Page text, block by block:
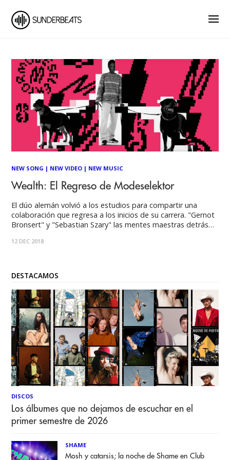
NEW SONG | NEW VIDEO | NEW MUSIC
Wealth: El Regreso de Modeselektor
El dúo alemán volvió a los estudios para compartir una
colaboración que regresa a los inicios de su carrera. "Gernot
Bronsert" y "Sebastian Szary" las mentes maestras detrás
publican la sucesora de "Kalif Storch" su primera canción de
12 DEC 2018
DESTACAMOS
DISCOS
Los álbumes que no dejamos de escuchar en el
primer semestre de 2026
SHAME
Mosh y catarsis; la noche de Shame en Club